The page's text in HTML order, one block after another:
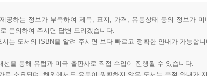
공하는 정보가 부족하여 제목, 표지, 가격, 유통상태 등의 정보가
문의하여 주시면 답변 드리겠습니다.
는 도서의 ISBN을 알려 주시면 보다 빠르고 정확한 안내가 가능합
을 통해 유럽과 미국 출판사로 직접 수입이 진행될 수 있습니다.